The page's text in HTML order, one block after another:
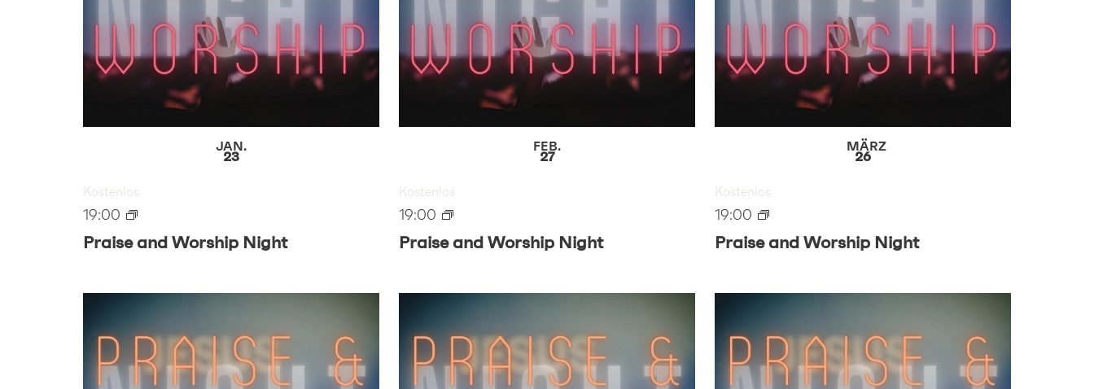
JAN.
23
Praise and Worship Night
19:00
Kostenlos
FEB.
27
Praise and Worship Night
19:00
Kostenlos
MÄRZ
26
Praise and Worship Night
19:00
Kostenlos